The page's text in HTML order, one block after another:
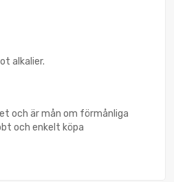
alkalier.
och är mån om förmånliga
och enkelt köpa